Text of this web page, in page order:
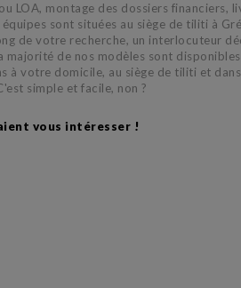
LOA, montage des dossiers financiers,
sont situées au siège de tiliti à
de votre recherche, un interlocuteur
majorité de nos modèles sont
à votre domicile, au siège de tiliti et
simple et facile, non ?
vous intéresser !